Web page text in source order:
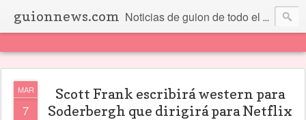
guionnews.com Noticias de guion de todo el mundo... Y más.
MAR
7
Scott Frank escribirá western para
Soderbergh que dirigirá para Netflix